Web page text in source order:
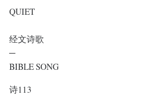
QUIET
经文诗歌
─
BIBLE SONG
诗113